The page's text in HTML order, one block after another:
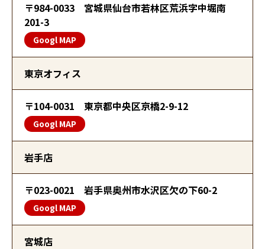
〒984-0033 宮城県仙台市若林区荒浜字中堀南
201-3
Googl MAP
東京オフィス
〒104-0031 東京都中央区京橋2-9-12
Googl MAP
岩手店
〒023-0021 岩手県奥州市水沢区欠の下60-2
Googl MAP
宮城店